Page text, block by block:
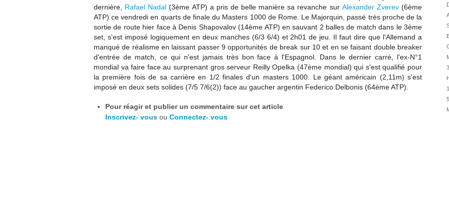
dernière, Rafael Nadal (3ème ATP) a pris de belle manière sa revanche sur Alexander Zverev(6ème
ATP) ce vendredi en quarts de finale du Masters 1000 de Rome. Le Majorquin, passé très proche de la
sortie de route hier face à Denis Shapovalov (14ème ATP) en sauvant 2 balles de match dans le 3ème
set, s'est imposé logiquement en deux manches (6/3 6/4) et 2h01 de jeu. Il faut dire que l'Allemand a
manqué de réalisme en laissant passer 9 opportunités de break sur 10 et en se faisant double breaker
d'entrée de match, ce qui n'est jamais très bon face à l'Espagnol. Dans le dernier carré, l'ex-N°1
mondial va faire face au surprenant gros serveur Reilly Opelka (47ème mondial) qui s'est qualifié pour
la première fois de sa carrière en 1/2 finales d'un masters 1000. Le géant américain (2,11m) s'est
imposé en deux sets solides (7/5 7/6(2)) face au gaucher argentin Federico Delbonis (64ème ATP).
Pour réagir et publier un commentaire sur cet article
Inscrivez- vous ou Connectez- vous